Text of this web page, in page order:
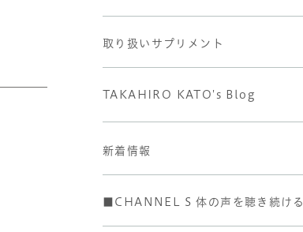
取り扱いサプリメント
TAKAHIRO KATO's Blog
新着情報
■CHANNEL S 体の声を聴き続ける